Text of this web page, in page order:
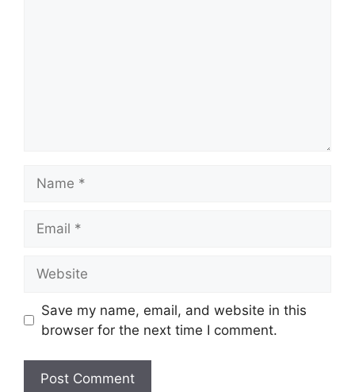
Save my name, email, and website in this
browser for the next time I comment.